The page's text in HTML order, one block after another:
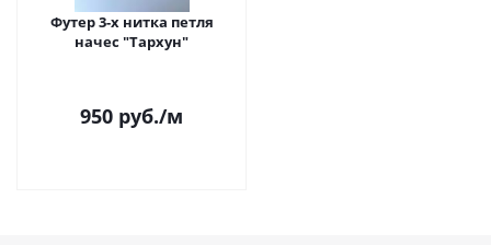
Футер 3-х нитка петля
начес "Тархун"
950 руб./м